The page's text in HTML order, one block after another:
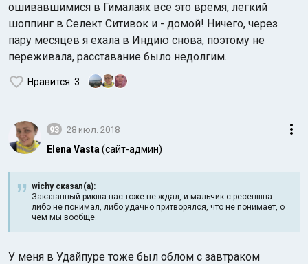
ошивавшимися в Гималаях все это время, легкий
шоппинг в Селект Ситивок и - домой! Ничего, через
пару месяцев я ехала в Индию снова, поэтому не
переживала, расставание было недолгим.
Нравится: 3
93 28 июл. 2018
Elena Vasta (сайт-админ)
wichy сказал(а):
Заказанный рикша нас тоже не ждал, и мальчик с ресепшна
либо не понимал, либо удачно притворялся, что не понимает, о
чем мы вообще.
У меня в Удайпуре тоже был облом с завтраком